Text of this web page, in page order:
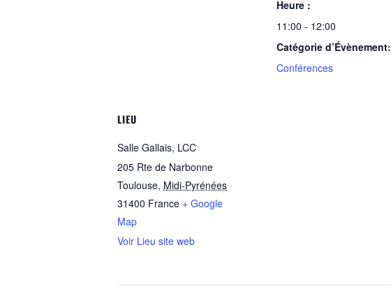
Heure :
11:00 - 12:00
Catégorie d’Évènement:
Conférences
LIEU
Salle Gallais, LCC
205 Rte de Narbonne
Toulouse, Midi-Pyrénées
31400 France + Google
Map
Voir Lieu site web